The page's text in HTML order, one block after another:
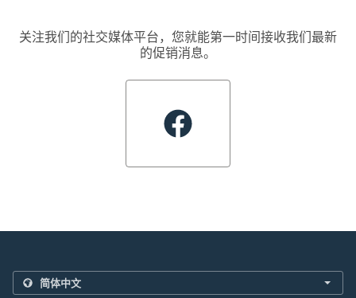
关注我们的社交媒体平台，您就能第一时间接收我们最新
的促销消息。